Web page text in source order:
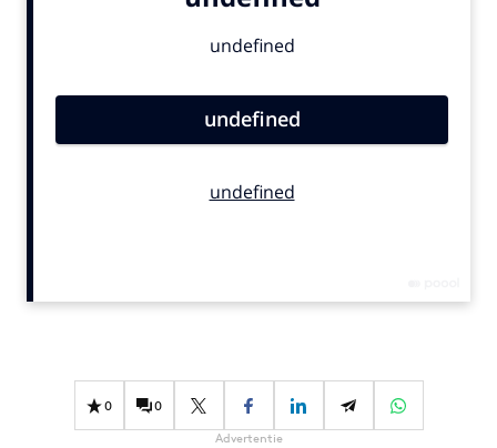
Gedragsverandering
Influencer marketing
0 0
Advertentie